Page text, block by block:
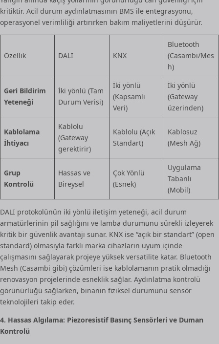
kritiktir. Acil durum aydınlatmasının BMS ile entegrasyonu,
operasyonel verimliliği artırırken bakım maliyetlerini düşürür.
Özellik DALI KNX
Bluetooth
(Casambi/Mes
h)
Geri Bildirim
Yeteneği
İki yönlü (Tam
Durum Verisi)
İki yönlü
(Kapsamlı
Veri)
İki yönlü
(Gateway
üzerinden)
Kablolama
İhtiyacı
Kablolu
(Gateway
gerektirir)
Kablolu (Açık
Standart)
Kablosuz
(Mesh Ağ)
Grup
Kontrolü
Hassas ve
Bireysel
Çok Yönlü
(Esnek)
Uygulama
Tabanlı
(Mobil)
DALI protokolünün iki yönlü iletişim yeteneği, acil durum
armatürlerinin pil sağlığını ve lamba durumunu sürekli izleyerek
kritik bir güvenlik avantajı sunar. KNX ise “açık bir standart” (open
standard) olmasıyla farklı marka cihazların uyum içinde
çalışmasını sağlayarak projeye yüksek versatilite katar. Bluetooth
Mesh (Casambi gibi) çözümleri ise kablolamanın pratik olmadığı
renovasyon projelerinde esneklik sağlar. Aydınlatma kontrolü
görünürlüğü sağlarken, binanın fiziksel durumunu sensör
teknolojileri takip eder.
4. Hassas Algılama: Piezoresistif Basınç Sensörleri ve Duman
Kontrolü